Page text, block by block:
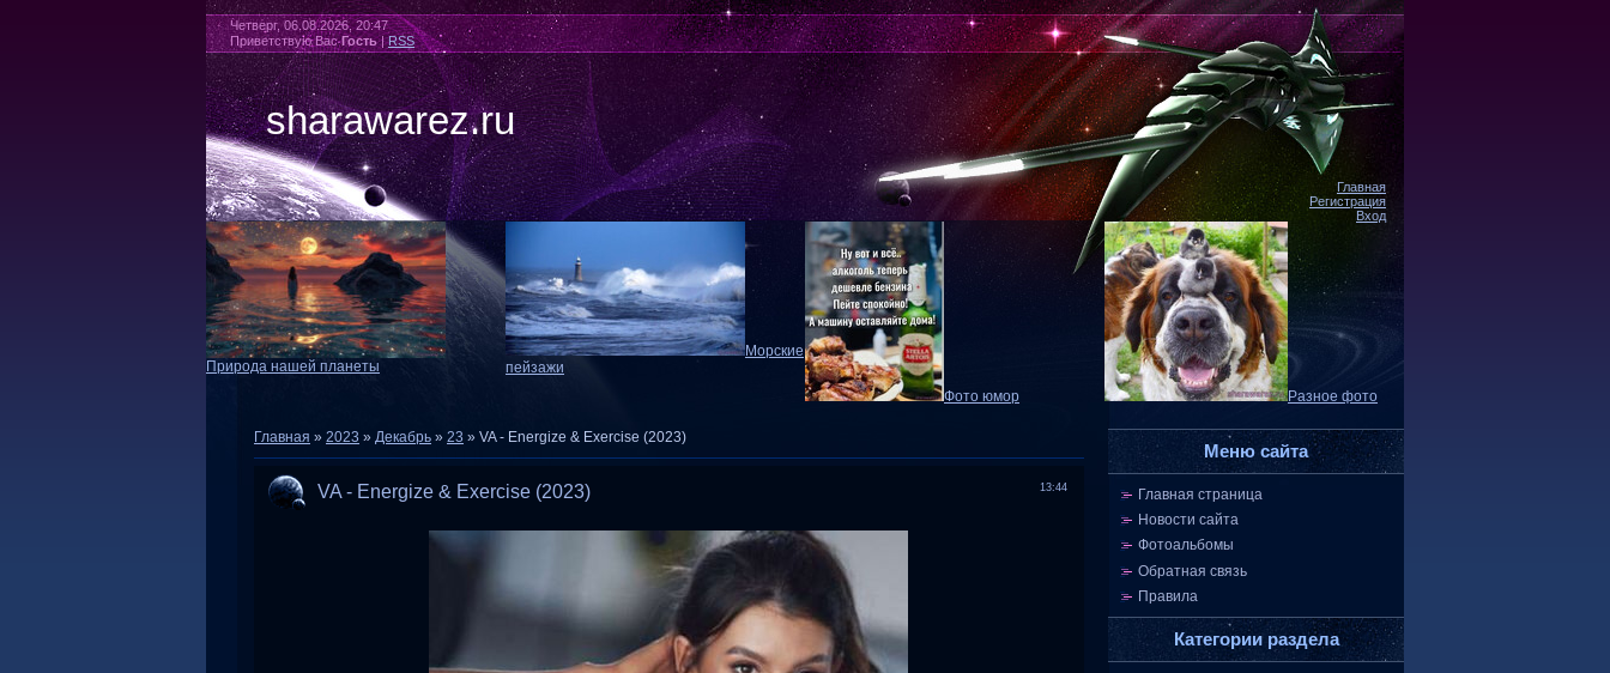
Четверг, 06.08.2026, 20:47
Приветствую Вас Гость|RSS
sharawarez.ru
Главная
Регистрация
Вход
Природа нашей планеты
Морские
пейзажи
Фото юмор
Разное фото
Главная » 2023 » Декабрь » 23 » VA - Energize & Exercise (2023)
13:44
VA - Energize & Exercise (2023)
Меню сайта
Главная страница
Новости сайта
Фотоальбомы
Обратная связь
Правила
Категории раздела